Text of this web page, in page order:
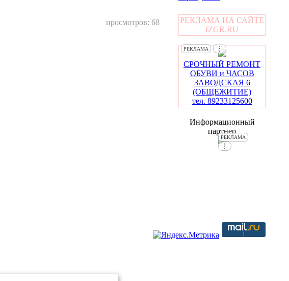
просмотров: 68
РЕКЛАМА НА САЙТЕ
IZGR.RU
РЕКЛАМА ⋮
СРОЧНЫЙ РЕМОНТ
ОБУВИ и ЧАСОВ
ЗАВОДСКАЯ 6
(ОБЩЕЖИТИЕ)
тел. 89233125600
Информационный
партнер
РЕКЛАМА
⋮